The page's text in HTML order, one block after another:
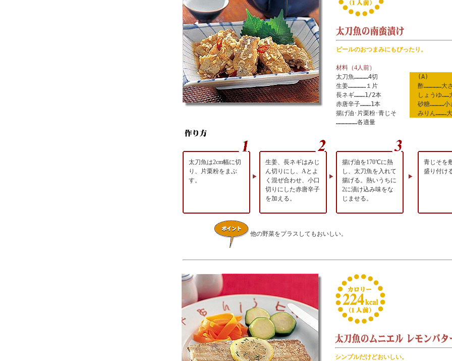
ビールのおつまみにもぴったり。
材料（4人前）
太刀魚…………4切
生姜……………１片
長ネギ………1/2本
赤唐辛子………1本
揚げ油･片栗粉･青じそ
………………各適量
(A)
酢……………大
しょうゆ……
砂糖…………小
みりん………
太刀魚は2cm幅に切
り、片栗粉をまぶ
す。
生姜、長ネギはみじ
ん切りにし、Aとよ
く混ぜ合わせ、小口
切りにした赤唐辛子
を加える。
揚げ油を170℃に熱
し、太刀魚を入れて
揚げる。熱いうちに
2に漬け込み味をな
じませる。
青じそを
盛り付ける
他の野菜をプラスしてもおいしい。
シンプルだけどおいしい。